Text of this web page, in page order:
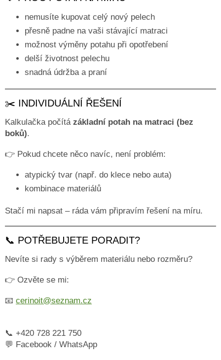
Obchodní
Doprava
platba
Měna
nemusíte kupovat celý nový pelech
přesně padne na vaši stávající matraci
možnost výměny potahu při opotřebení
delší životnost pelechu
snadná údržba a praní
✂️ INDIVIDUÁLNÍ ŘEŠENÍ
Kalkulačka počítá základní potah na matraci (bez
boků).
👉 Pokud chcete něco navíc, není problém:
atypický tvar (např. do klece nebo auta)
kombinace materiálů
Stačí mi napsat – ráda vám připravím řešení na míru.
📞 POTŘEBUJETE PORADIT?
Nevíte si rady s výběrem materiálu nebo rozměru?
👉 Ozvěte se mi:
📧 cerinoit@seznam.cz
📞 +420 728 221 750
💬 Facebook / WhatsApp